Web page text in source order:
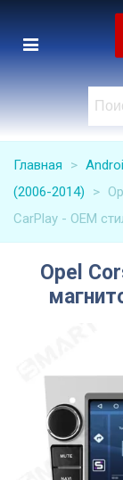
Главная >
(2006-2014)
>
CarPlay - OEM
Opel